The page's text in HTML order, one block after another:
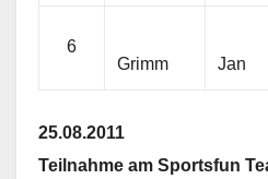
6
Grimm
Jan
25.08.2011
Teilnahme am Sportsfun